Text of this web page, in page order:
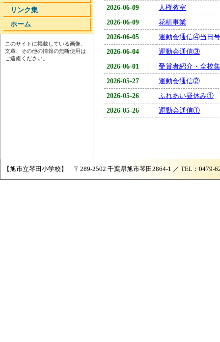
リンク集
ホーム
このサイトに掲載している画像、
文章、その他の情報の無断使用は
ご遠慮ください。
2026-06-09
人権教室
2026-06-09
花植事業
2026-06-05
運動会通信④当日
2026-06-04
運動会通信③
2026-06-01
受賞者紹介・全校
2026-05-27
運動会通信②
2026-05-26
ふれあい昼休み①
2026-05-26
運動会通信①
【旭市立琴田小学校】 〒289-2502 千葉県旭市琴田2864-1 ／ TEL：0479-